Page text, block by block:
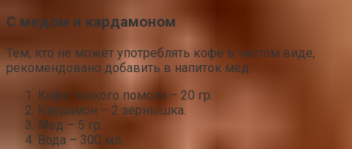
С медом и кардамоном
Тем, кто не может употреблять кофе в чистом виде,
рекомендовано добавить в напиток мед:
Кофе тонкого помола – 20 гр.
Кардамон – 2 зернышка.
Мед – 5 гр.
Вода – 300 мл.